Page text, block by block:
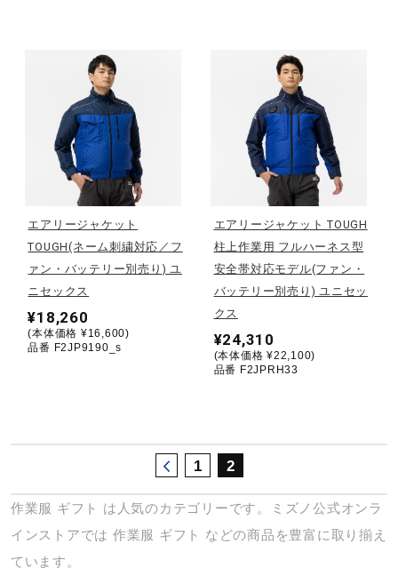
柔道
ウィンタースポーツ
ワーキング
ウォーキングシューズ
ライフスタイルグッズ
寝具／ミズノスリープ
アウトドア／レイン
エアリージャケット
TOUGH(ネーム刺繍対応／フ
ァン・バッテリー別売り) ユ
ニセックス
¥18,260
(本体価格 ¥16,600)
品番 F2JP9190_s
エアリージャケット TOUGH
柱上作業用 フルハーネス型
安全帯対応モデル(ファン・
バッテリー別売り) ユニセッ
クス
¥24,310
(本体価格 ¥22,100)
品番 F2JPRH33
1 2
作業服 ギフト
は人気のカテゴリーです。ミズノ公式オンラ
インストアでは 作業服 ギフト
などの商品を豊富に取り揃え
ています。